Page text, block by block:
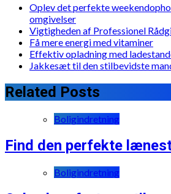
Oplev det perfekte
omgivelser
Vigtigheden af Professionel
Få mere energi med vitaminer
Effektiv opladning med
Jakkesæt til den stilbevidste
Related Posts
Boligindretning
Find den perfekte
Boligindretning